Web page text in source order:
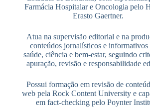
Farmácia Hospitalar e Oncologia pelo
Erasto Gaertner.
Atua na supervisão editorial e na
conteúdos jornalísticos e informativos
saúde, ciência e bem-estar, seguindo
apuração, revisão e responsabilidade
Possui formação em revisão de
web pela Rock Content University e
em fact-checking pelo Poynter